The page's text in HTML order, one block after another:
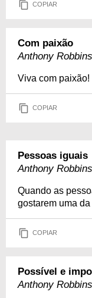
COPIAR
Com paixão
Anthony Robbins
Viva com paixão!
COPIAR
Pessoas iguais
Anthony Robbins
Quando as
gostarem uma da
COPIAR
Possível e
Anthony Robbins